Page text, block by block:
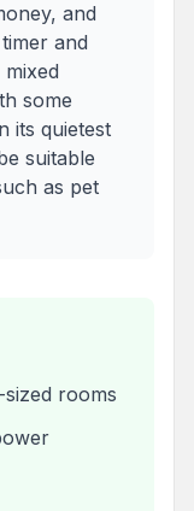
and
and
some
its quietest
suitable
as pet
rooms